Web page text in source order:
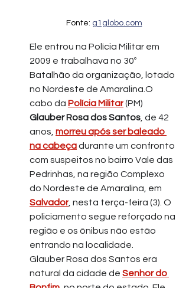
Fonte: g1globo.com
Ele entrou na Polícia Militar em
2009 e trabalhava no 30º
Batalhão da organização, lotado
no Nordeste de Amaralina.O
cabo da Polícia Militar (PM)
Glauber Rosa dos Santos, de 42
anos, morreu após ser baleado
na cabeça durante um confronto
com suspeitos no bairro Vale das
Pedrinhas, na região Complexo
do Nordeste de Amaralina, em
Salvador, nesta terça-feira (3). O
policiamento segue reforçado na
região e os ônibus não estão
entrando na localidade.
Glauber Rosa dos Santos era
natural da cidade de Senhor do